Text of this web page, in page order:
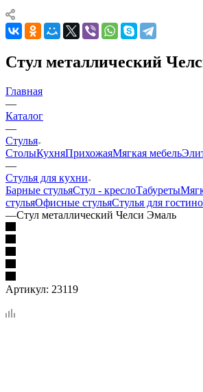
Стул металлический
Главная
—
Каталог
—
Стулья
СтолыКухняПрихожаяМягкая мебель
—
Стулья для кухни
Барные стульяСтул - креслоТабуреты
стульяОфисные стульяСтулья для
—Стул металлический Челси Эмаль
Артикул: 23119